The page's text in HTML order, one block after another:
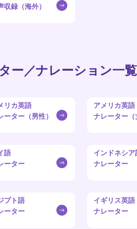
収録（海外）
ー／ナレーション一覧
リカ英語
ーター（男性）
アメリカ英語
ナレーター（
語
ーター
インドネシア
ナレーター
プト語
ーター
イギリス英語
ナレーター